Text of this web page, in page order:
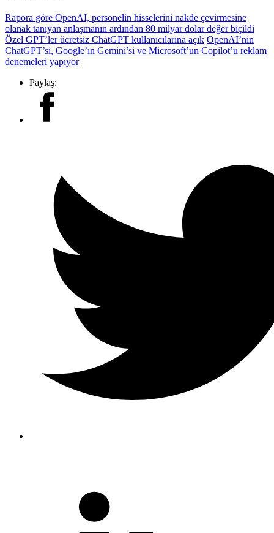
Rapora göre OpenAI, personelin hisselerini nakde çevirmesine
olanak tanıyan anlaşmanın ardından 80 milyar dolar değer biçildi
Özel GPT’ler ücretsiz ChatGPT kullanıcılarına açık OpenAI’nin
ChatGPT’si, Google’ın Gemini’si ve Microsoft’un Copilot’u reklam
denemeleri yapıyor
Paylaş: